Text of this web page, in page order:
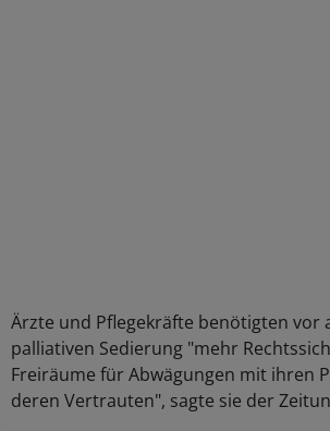
Ärzte und Pflegekräfte benötigten vor
palliativen Sedierung "mehr
Freiräume für Abwägungen mit ihren
deren Vertrauten", sagte sie der